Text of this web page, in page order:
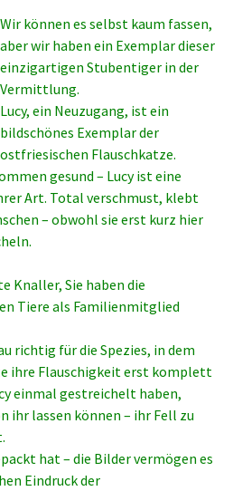
Wir können es selbst kaum fassen,
aber wir haben ein Exemplar dieser
einzigartigen Stubentiger in der
Vermittlung.
Lucy, ein Neuzugang, ist ein
bildschönes Exemplar der
ostfriesischen Flauschkatze.
gesund – Lucy ist eine
Art. Total verschmust, klebt
– obwohl sie erst kurz hier
Knaller, Sie haben die
Tiere als Familienmitglied
richtig für die Spezies, in dem
ihre Flauschigkeit erst komplett
einmal gestreichelt haben,
ihr lassen können – ihr Fell zu
hat – die Bilder vermögen es
Eindruck der